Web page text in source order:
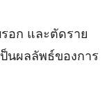
ก และตัดราย
นผลลัพธ์ของการ